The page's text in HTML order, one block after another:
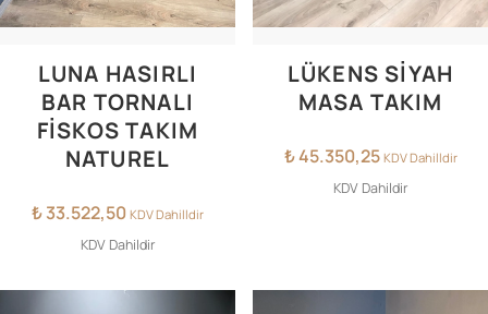
LUNA HASIRLI
BAR TORNALI
FISKOS TAKIM
NATUREL
₺33.522,50 KDV Dahilldir
KDV Dahildir
LÜKENS SİYAH
MASA TAKIM
₺45.350,25 KDV Dahilldir
KDV Dahildir